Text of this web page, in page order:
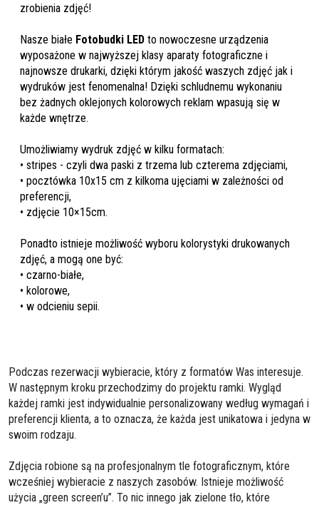
zrobienia zdjęć!
Nasze białe Fotobudki LED to nowoczesne urządzenia
wyposażone w najwyższej klasy aparaty fotograficzne i
najnowsze drukarki, dzięki którym jakość waszych zdjęć jak i
wydruków jest fenomenalna! Dzięki schludnemu wykonaniu
bez żadnych oklejonych kolorowych reklam wpasują się w
każde wnętrze.
Umożliwiamy wydruk zdjęć w kilku formatach:
• stripes - czyli dwa paski z trzema lub czterema zdjęciami,
• pocztówka 10x15 cm z kilkoma ujęciami w zależności od
preferencji,
• zdjęcie 10×15cm.
Ponadto istnieje możliwość wyboru kolorystyki drukowanych
zdjęć, a mogą one być:
• czarno-białe,
• kolorowe,
• w odcieniu sepii.
Podczas rezerwacji wybieracie, który z formatów Was interesuje.
W następnym kroku przechodzimy do projektu ramki. Wygląd
każdej ramki jest indywidualnie personalizowany według wymagań i
preferencji klienta, a to oznacza, że każda jest unikatowa i jedyna w
swoim rodzaju.
Zdjęcia robione są na profesjonalnym tle fotograficznym, które
wcześniej wybieracie z naszych zasobów. Istnieje możliwość
użycia „green screen’u”. To nic innego jak zielone tło, które